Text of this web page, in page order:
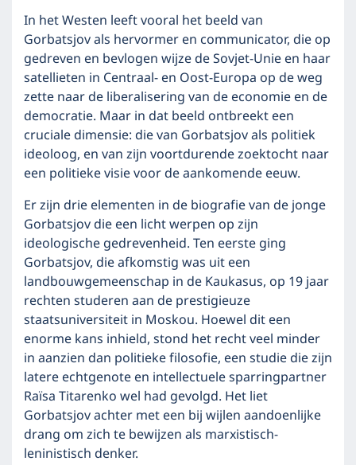
In het Westen leeft vooral het beeld van
Gorbatsjov als hervormer en communicator, die op
gedreven en bevlogen wijze de Sovjet-Unie en haar
satellieten in Centraal- en Oost-Europa op de weg
zette naar de liberalisering van de economie en de
democratie. Maar in dat beeld ontbreekt een
cruciale dimensie: die van Gorbatsjov als politiek
ideoloog, en van zijn voortdurende zoektocht naar
een politieke visie voor de aankomende eeuw.
Er zijn drie elementen in de biografie van de jonge
Gorbatsjov die een licht werpen op zijn
ideologische gedrevenheid. Ten eerste ging
Gorbatsjov, die afkomstig was uit een
landbouwgemeenschap in de Kaukasus, op 19 jaar
rechten studeren aan de prestigieuze
staatsuniversiteit in Moskou. Hoewel dit een
enorme kans inhield, stond het recht veel minder
in aanzien dan politieke filosofie, een studie die zijn
latere echtgenote en intellectuele sparringpartner
Raïsa Titarenko wel had gevolgd. Het liet
Gorbatsjov achter met een bij wijlen aandoenlijke
drang om zich te bewijzen als marxistisch-
leninistisch denker.